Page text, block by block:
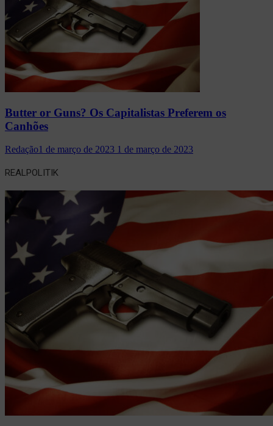
Butter or Guns? Os Capitalistas Preferem os
Canhões
Redação1 de março de 2023 1 de março de 2023
REALPOLITIK